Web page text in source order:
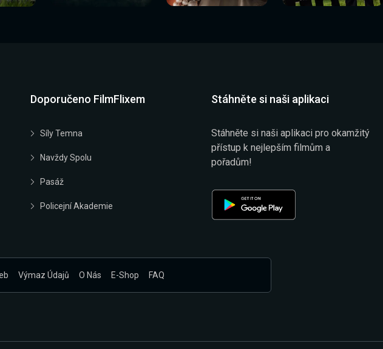
Doporučeno FilmFlixem
Síly Temna
Navždy Spolu
Pasáž
Policejní Akademie
Stáhněte si naši aplikaci
Stáhněte si naši aplikaci pro okamžitý
přístup k nejlepším filmům a
pořadům!
Výmaz Údajů O Nás E-Shop FAQ